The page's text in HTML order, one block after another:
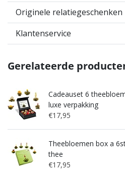
Originele relatiegeschenken
Klantenservice
Gerelateerde
Cadeauset 6
luxe verpakking
€17,95
Theebloemen box a
thee
€17,95